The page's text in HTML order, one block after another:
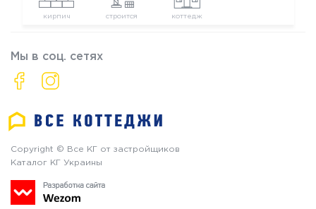
кирпич строится коттедж
Мы в соц. сетях
Copyright © Все КГ от застройщиков
Каталог КГ Украины